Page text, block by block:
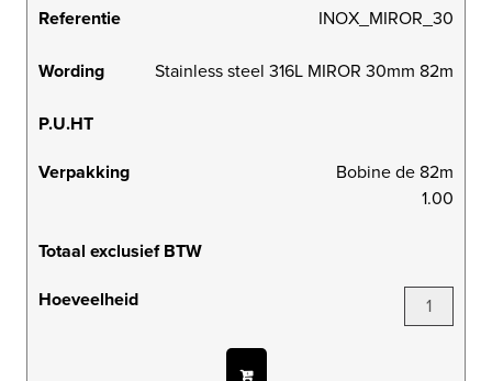
Referentie INOX_MIROR_30
Wording Stainless steel 316L MIROR 30mm 82m
P.U.HT
Verpakking
Bobine de 82m
1.00
Totaal exclusief BTW
Hoeveelheid